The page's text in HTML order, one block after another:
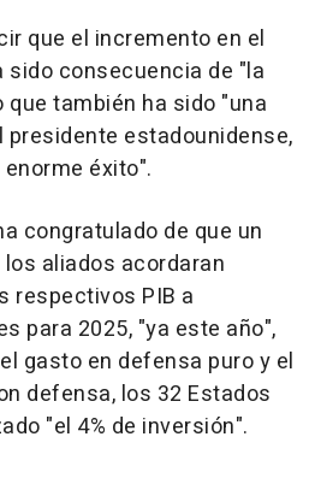
que el incremento en el
consecuencia de "la
también ha sido "una
presidente estadounidense,
éxito".
congratulado de que un
aliados acordaran
respectivos PIB a
para 2025, "ya este año",
gasto en defensa puro y el
defensa, los 32 Estados
"el 4% de inversión".